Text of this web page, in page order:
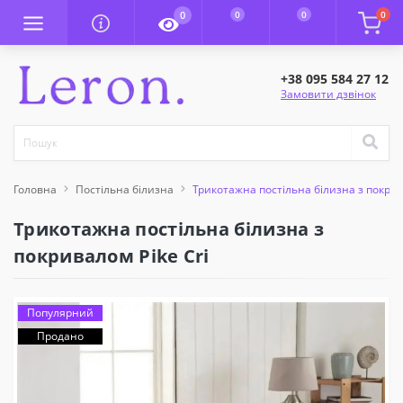
0 0 0 0
+38 095 584 27 12
Замовити дзвінок
Головна Постільна білизна Трикотажна постільна білизна з
Трикотажна постільна білизна з
покривалом Pike Cri
Популярний
Продано